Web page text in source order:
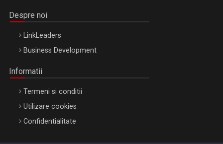
Despre noi
LinkLeaders
Business Development
Informatii
Termeni si conditii
Utilizare cookies
Confidentialitate